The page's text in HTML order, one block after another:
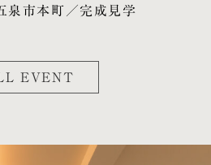
泉市本町／完成見学
EVENT